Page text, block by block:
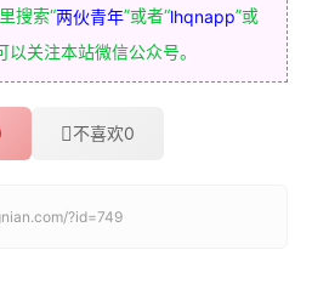
搜索“两伙青年”或者“lhqnapp”或
关注本站微信公众号。
不喜欢0
?id=749